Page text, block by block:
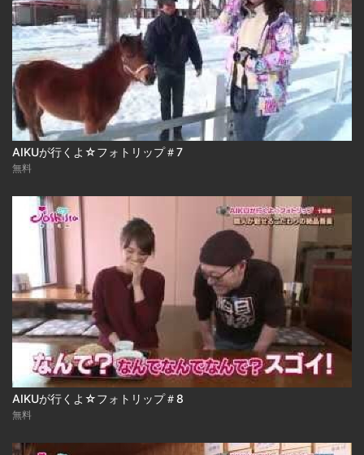
AIKUが行くよ☆フォトリップ＃7
無料
AIKUが行くよ☆フォトリップ＃8
無料